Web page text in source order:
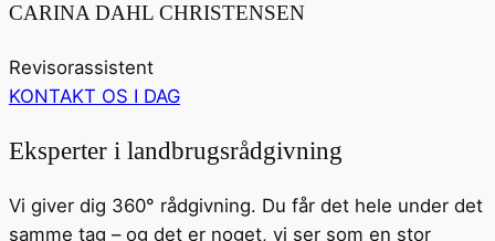
CARINA DAHL CHRISTENSEN
Revisorassistent
KONTAKT OS I DAG
Eksperter i landbrugsrådgivning
Vi giver dig 360° rådgivning. Du får det hele under det
samme tag – og det er noget, vi ser som en stor